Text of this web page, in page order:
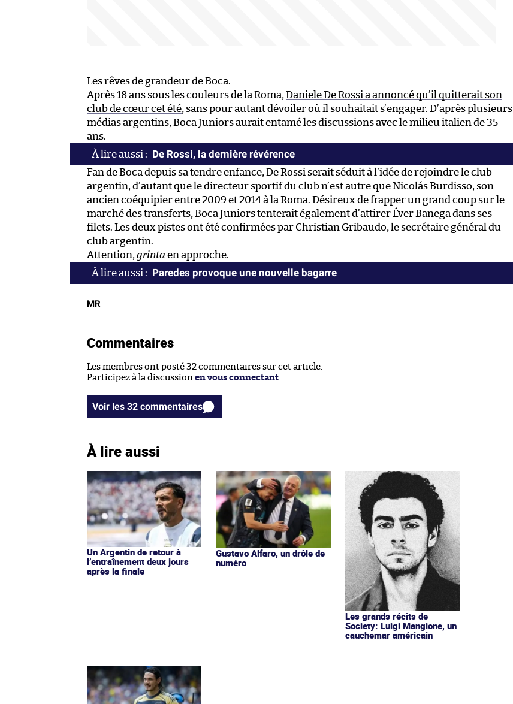
Les rêves de grandeur de Boca.
Après 18 ans sous les couleurs de la Roma, Daniele De Rossi a annoncé qu’il quitterait son
club de cœur cet été, sans pour autant dévoiler où il souhaitait s’engager. D’après plusieurs
médias argentins, Boca Juniors aurait entamé les discussions avec le milieu italien de 35
ans.
De Rossi, la dernière révérence
Fan de Boca depuis sa tendre enfance, De Rossi serait séduit à l’idée de rejoindre le club
argentin, d’autant que le directeur sportif du club n’est autre que Nicolás Burdisso, son
ancien coéquipier entre 2009 et 2014 à la Roma. Désireux de frapper un grand coup sur le
marché des transferts, Boca Juniors tenterait également d’attirer Éver Banega dans ses
filets. Les deux pistes ont été confirmées par Christian Gribaudo, le secrétaire général du
club argentin.
Attention, grinta en approche.
Paredes provoque une nouvelle bagarre
MR
Commentaires
Les membres ont posté 32 commentaires sur cet article.
Participez à la discussion en vous connectant .
Voir les 32 commentaires
À lire aussi
Un Argentin de retour à
l’entraînement deux jours
après la finale
Gustavo Alfaro, un drôle de
numéro
Les grands récits de
Society: Luigi Mangione, un
cauchemar américain